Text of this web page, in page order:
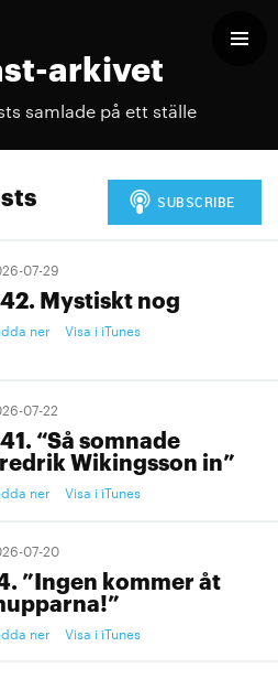
arkivet
samlade på ett ställe
07-29
Mystiskt nog
ner Visa i iTunes
07-22
“Så somnade
Wikingsson in”
ner Visa i iTunes
07-20
”Ingen kommer åt
ner Visa i iTunes